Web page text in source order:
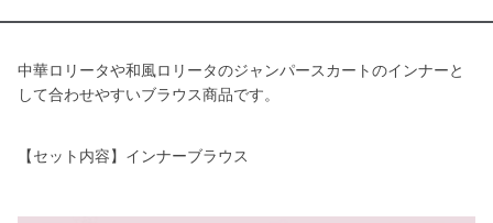
中華ロリータや和風ロリータのジャンパースカートのインナーと
して合わせやすいブラウス商品です。
【セット内容】インナーブラウス